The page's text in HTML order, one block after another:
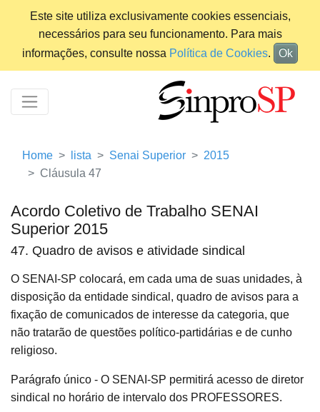
Este site utiliza exclusivamente cookies essenciais,
necessários para seu funcionamento. Para mais
informações, consulte nossa Política de Cookies. Ok
Home lista Senai Superior
2015
Cláusula 47
Acordo Coletivo de Trabalho SENAI
Superior 2015
47. Quadro de avisos e atividade sindical
O SENAI-SP colocará, em cada uma de suas unidades, à
disposição da entidade sindical, quadro de avisos para a
fixação de comunicados de interesse da categoria, que
não tratarão de questões político-partidárias e de cunho
religioso.
Parágrafo único - O SENAI-SP permitirá acesso de diretor
sindical no horário de intervalo dos PROFESSORES.